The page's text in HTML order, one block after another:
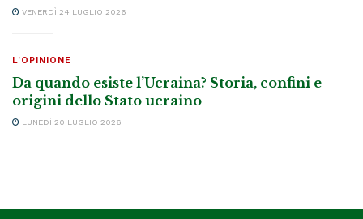
VENERDÌ 24 LUGLIO 2026
L'OPINIONE
Da quando esiste l’Ucraina? Storia, confini e
origini dello Stato ucraino
LUNEDÌ 20 LUGLIO 2026